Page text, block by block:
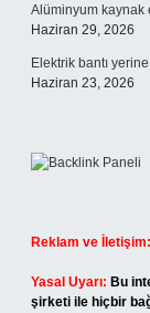
Alüminyum kaynak
Haziran 29, 2026
Elektrik bantı
Haziran 23, 2026
Reklam ve İletişim:
Yasal Uyarı: Bu
şirketi ile hiçbir